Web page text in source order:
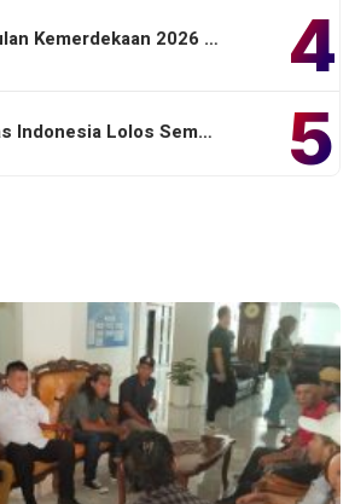
4
Kemerdekaan 2026 …
5
Indonesia Lolos Sem…